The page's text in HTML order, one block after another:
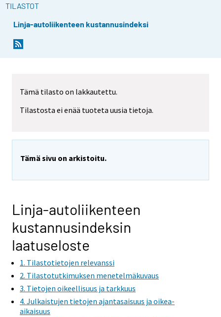
TILASTOT
Linja-autoliikenteen kustannusindeksi
Tämä tilasto on lakkautettu.
Tilastosta ei enää tuoteta uusia tietoja.
Tämä sivu on arkistoitu.
Linja-autoliikenteen
kustannusindeksin
laatuseloste
1. Tilastotietojen relevanssi
2. Tilastotutkimuksen menetelmäkuvaus
3. Tietojen oikeellisuus ja tarkkuus
4. Julkaistujen tietojen ajantasaisuus ja oikea-
aikaisuus